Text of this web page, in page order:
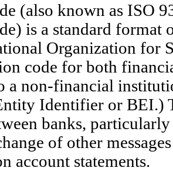
(also known as ISO
is a standard format
Organization for
code for both
a non-financial
Identifier or BEI.)
banks,
of other
account statements.